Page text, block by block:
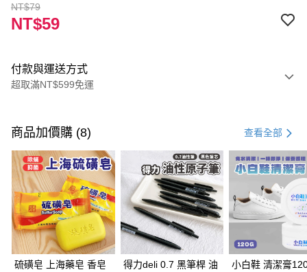
NT$79
NT$59
付款與運送方式
超取滿NT$599免運
信用卡一次付款
超商取貨付款
LINE Pay
Apple Pay
街口支付
悠遊付
商品加價購 (8) 查看全部
硫磺皂 上海藥皂 香皂
得力deli 0.7 黑筆桿 油
小白鞋 清潔膏